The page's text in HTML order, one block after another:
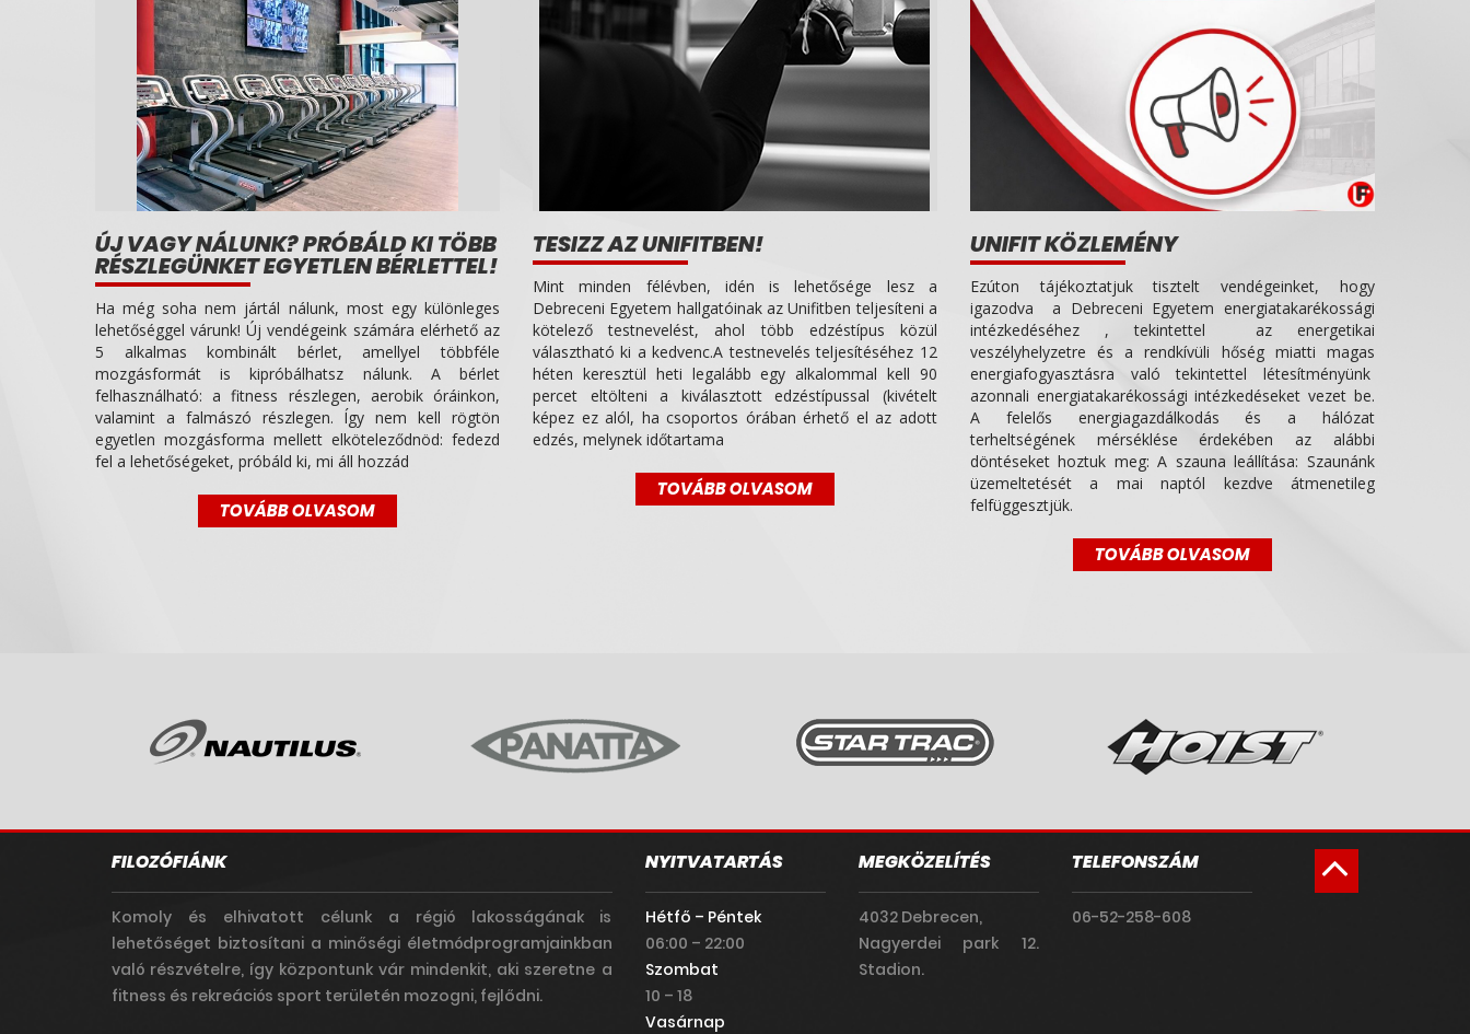
ÚJ VAGY NÁLUNK? PRÓBÁLD KI TÖBB
RÉSZLEGÜNKET EGYETLEN BÉRLETTEL!
Ha még soha nem jártál nálunk, most egy különleges
lehetőséggel várunk! Új vendégeink számára elérhető az
5 alkalmas kombinált bérlet, amellyel többféle
mozgásformát is kipróbálhatsz nálunk. A bérlet
felhasználható: a fitness részlegen, aerobik óráinkon,
valamint a falmászó részlegen. Így nem kell rögtön
egyetlen mozgásforma mellett elköteleződnöd: fedezd
fel a lehetőségeket, próbáld ki, mi áll hozzád
TOVÁBB OLVASOM
TESIZZ AZ UNIFITBEN!
Mint minden félévben, idén is lehetősége lesz a
Debreceni Egyetem hallgatóinak az Unifitben teljesíteni a
kötelező testnevelést, ahol több edzéstípus közül
választható ki a kedvenc.A testnevelés teljesítéséhez 12
héten keresztül heti legalább egy alkalommal kell 90
percet eltölteni a kiválasztott edzéstípussal (kivételt
képez ez alól, ha csoportos órában érhető el az adott
edzés, melynek időtartama
TOVÁBB OLVASOM
UNIFIT KÖZLEMÉNY
Ezúton tájékoztatjuk tisztelt vendégeinket, hogy
igazodva a Debreceni Egyetem energiatakarékossági
intézkedéséhez , tekintettel az energetikai
veszélyhelyzetre és a rendkívüli hőség miatti magas
energiafogyasztásra való tekintettel létesítményünk
azonnali energiatakarékossági intézkedéseket vezet be.
A felelős energiagazdálkodás és a hálózat
terheltségének mérséklése érdekében az alábbi
döntéseket hoztuk meg: A szauna leállítása: Szaunánk
üzemeltetését a mai naptól kezdve átmenetileg
felfüggesztjük.
TOVÁBB OLVASOM
FILOZÓFIÁNK
Komoly és elhivatott célunk a régió lakosságának is
lehetőséget biztosítani a minőségi életmódprogramjainkban
való részvételre, így központunk vár mindenkit, aki szeretne a
fitness és rekreációs sport területén mozogni, fejlődni.
NYITVATARTÁS
Hétfő – Péntek
06:00 – 22:00
Szombat
10 – 18
Vasárnap
MEGKÖZELÍTÉS
4032 Debrecen,
Nagyerdei park 12.
Stadion.
TELEFONSZÁM
06-52-258-608